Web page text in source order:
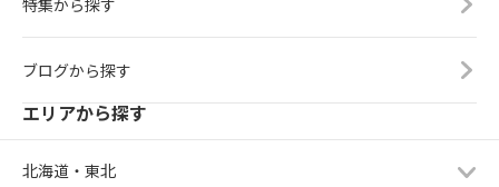
ブログから探す
エリアから探す
北海道・東北